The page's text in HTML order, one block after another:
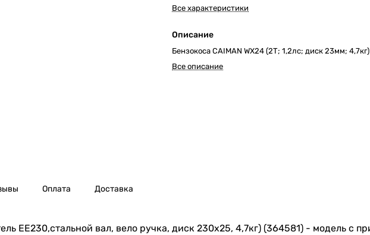
Все характеристики
Описание
Бензокоса CAIMAN WX24 (2Т; 1,2лс; диск 23мм;
Все описание
Оплата Доставка
ЕЕ230,стальной вал, вело ручка, диск 230х25, 4,7кг) (364581) - модель с